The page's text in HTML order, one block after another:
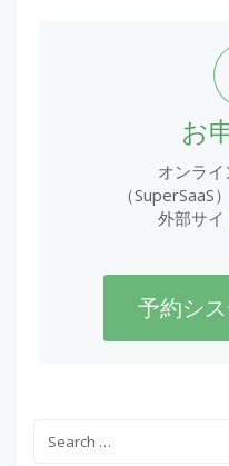
お
オンラ
（SuperSaaS
外部サイ
予約シ